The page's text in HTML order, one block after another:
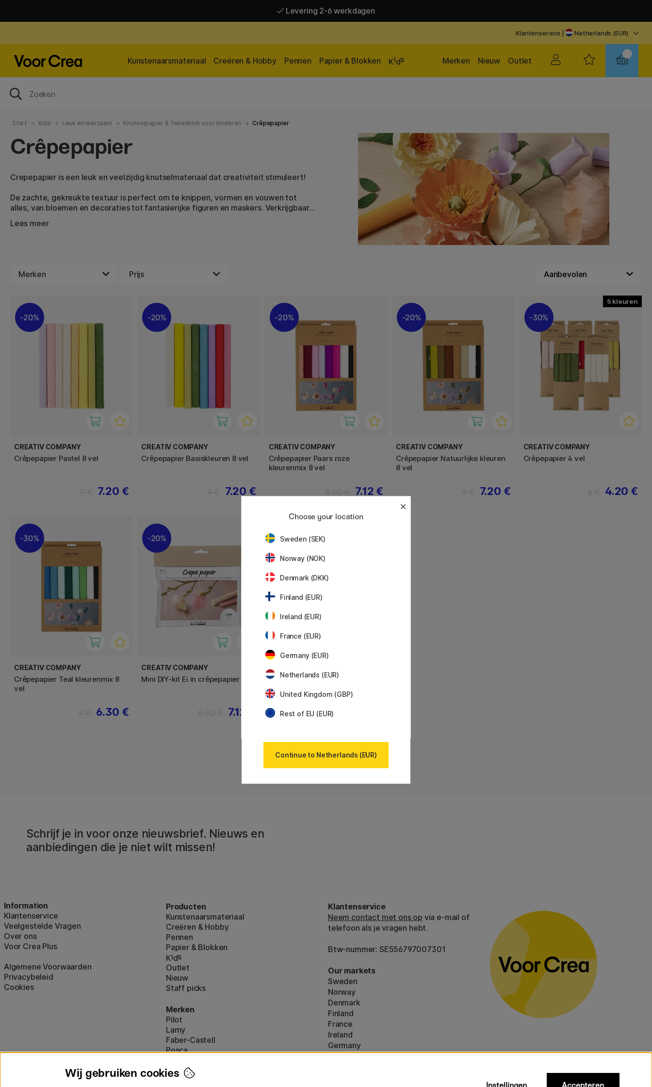
Levering 2-6 werkdagen
Klantenservice | Netherlands (EUR)
Kunstenaarsmateriaal Creëren & Hobby Pennen Papier & Blokken Kids Outlet
Nieuw
Merken
Start Kids Leuk en leerzaam Knutselpapier & Tekenblok voor kinderen Crêpepapier
Crêpepapier
Crepepapier is een leuk en veelzijdig knutselmateriaal dat creativiteit stimuleert!
De zachte, gekreukte textuur is perfect om te knippen, vormen en vouwen tot
alles, van bloemen en decoraties tot fantasierijke figuren en maskers. Verkrijgbaar
in een breed scala aan kleuren en stijlen, maakt crepepapier het gemakkelijk om
levendige en unieke projecten te creëren.
creatie!
Lees meer
Merken Prijs
20%
CREATIV COMPANY
Crêpepapier Pastel 8 vel
7.20 €
20%
CREATIV COMPANY
Crêpepapier Basiskleuren 8 vel
7.20 €
20%
CREATIV COMPANY
Crêpepapier Paars roze
kleurenmix 8 vel
7.12 €
20%
CREATIV COMPANY
Crêpepapier Natuurlijke kleuren
8 vel
7.20 €
5
30%
CREATIV COMPANY
Crêpepapier 4 vel
4.20 €
30%
CREATIV COMPANY
Crêpepapier Teal kleurenmix 8
vel
6.30 €
20%
CREATIV COMPANY
Mini DIY-kit Ei in crêpepapier
7.12 €
20%
CREATIV COMPANY
Crêpepapier Diepe kleuren 8 vel
Schrijf je in voor onze nieuwsbrief. Nieuws en
aanbiedingen die je niet wilt missen!
Information
Klantenservice
Veelgestelde Vragen
Over ons
Voor Crea Plus
Algemene Voorwaarden
Privacybeleid
Cookies
Producten
Kunstenaarsmateriaal
Creëren & Hobby
Pennen
Papier & Blokken
Kids
Outlet
Nieuw
Staff picks
Merken
Pilot
Lamy
Faber-Castell
Posca
Alle merken (160)
Klantenservice
Neem contact met ons op via e-mail of
telefoon als je vragen hebt.
Btw-nummer: SE556797007301
Our markets
Sweden
Norway
Denmark
Finland
France
Ireland
Germany
UK
Choose your location
Sweden (SEK)
Norway (NOK)
Denmark (DKK)
Finland (EUR)
Ireland (EUR)
France (EUR)
Germany (EUR)
Netherlands (EUR)
United Kingdom (GBP)
Rest of EU (EUR)
Continue to Netherlands (EUR)
Wij gebruiken cookies